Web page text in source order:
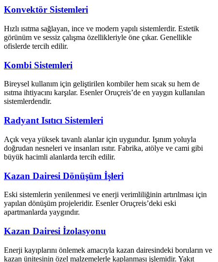
Konvektör Sistemleri
Hızlı ısıtma sağlayan, ince ve modern yapılı sistemlerdir. Estetik
görünüm ve sessiz çalışma özellikleriyle öne çıkar. Genellikle
ofislerde tercih edilir.
Kombi Sistemleri
Bireysel kullanım için geliştirilen kombiler hem sıcak su hem de
ısıtma ihtiyacını karşılar. Esenler Oruçreis’de en yaygın kullanılan
sistemlerdendir.
Radyant Isıtıcı Sistemleri
Açık veya yüksek tavanlı alanlar için uygundur. Işınım yoluyla
doğrudan nesneleri ve insanları ısıtır. Fabrika, atölye ve cami gibi
büyük hacimli alanlarda tercih edilir.
Kazan Dairesi Dönüşüm İşleri
Eski sistemlerin yenilenmesi ve enerji verimliliğinin artırılması için
yapılan dönüşüm projeleridir. Esenler Oruçreis’deki eski
apartmanlarda yaygındır.
Kazan Dairesi İzolasyonu
Enerji kayıplarını önlemek amacıyla kazan dairesindeki boruların ve
kazan ünitesinin özel malzemelerle kaplanması işlemidir. Yakıt